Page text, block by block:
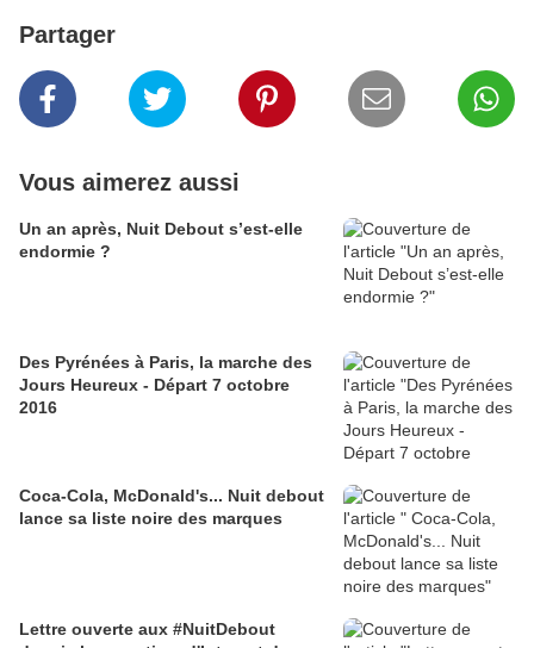
Partager
Vous aimerez aussi
Un an après, Nuit Debout s’est-elle
endormie ?
Des Pyrénées à Paris, la marche des
Jours Heureux - Départ 7 octobre
2016
Coca-Cola, McDonald's... Nuit debout
lance sa liste noire des marques
Lettre ouverte aux #NuitDebout